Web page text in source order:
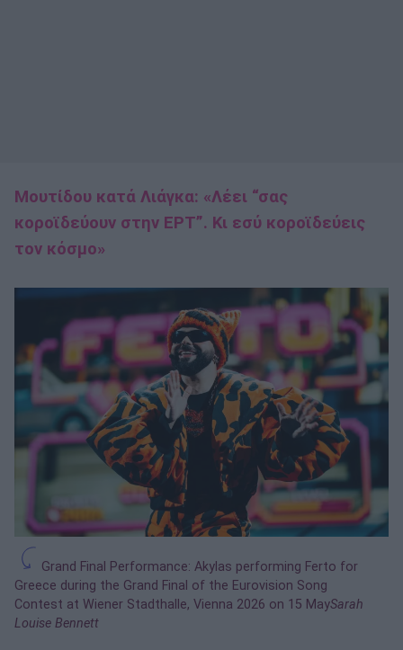
Μουτίδου κατά Λιάγκα: «Λέει “σας
κοροϊδεύουν στην ΕΡΤ”. Κι εσύ κοροϊδεύεις
τον κόσμο»
Grand Final Performance: Akylas performing Ferto for
Greece during the Grand Final of the Eurovision Song
Contest at Wiener Stadthalle, Vienna 2026 on 15 MaySarah
Louise Bennett